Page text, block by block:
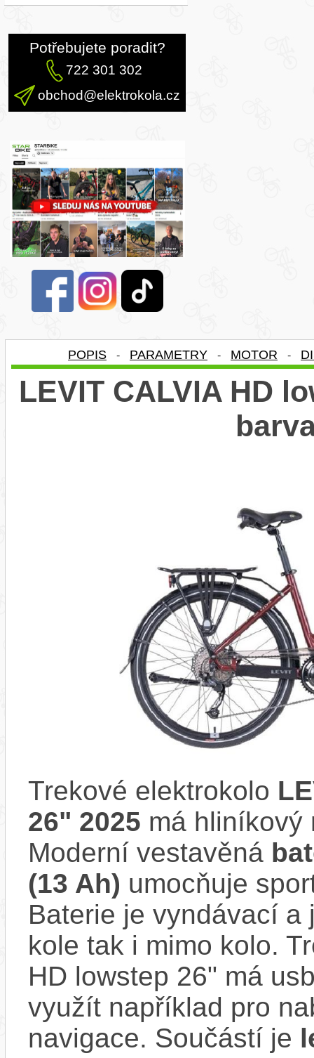
Potřebujete poradit?
722 301 302
obchod@elektrokola.cz
POPIS - PARAMETRY - MOTOR -
LEVIT CALVIA HD
Trekové elektrokolo
26" 2025 má hliníkový
Moderní vestavěná
(13 Ah) umocňuje
Baterie je vyndávací
kole tak i mimo kolo.
HD lowstep 26" má
využít například pro
navigace. Součástí je